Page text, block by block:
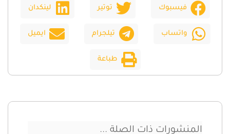
فيسبوك توتير لينكدان
واتساب تيلجرام ايميل
طباعة
المنشورات ذات الصلة ...